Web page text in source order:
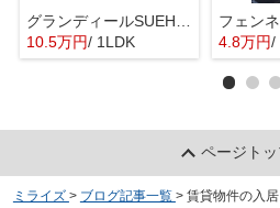
10.5万円/ 1LDK
フェン
4.8万円/
ページト
ミライズ > ブログ記事一覧 > 賃貸物件の入